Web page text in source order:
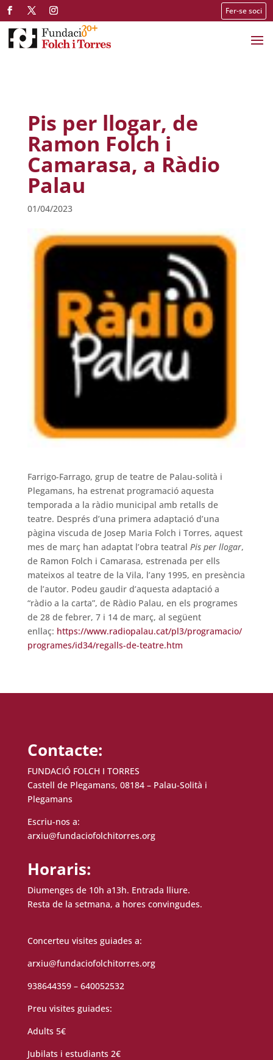
Fer-se soci
Pis per llogar, de
Ramon Folch i
Camarasa, a Ràdio
Palau
01/04/2023
Farrigo-Farrago, grup de teatre de Palau-solità i
Plegamans, ha estrenat programació aquesta
temporada a la ràdio municipal amb retalls de
teatre. Després d’una primera adaptació d’una
pàgina viscuda de Josep Maria Folch i Torres, aquest
mes de març han adaptat l’obra teatral Pis per llogar,
de Ramon Folch i Camarasa, estrenada per ells
mateixos al teatre de la Vila, l’any 1995, en presència
de l’autor. Podeu gaudir d’aquesta adaptació a
“ràdio a la carta”, de Ràdio Palau, en els programes
de 28 de febrer, 7 i 14 de març, al següent
enllaç: https://www.radiopalau.cat/pl3/programacio/
programes/id34/regalls-de-teatre.htm
Contacte:
FUNDACIÓ FOLCH I TORRES
Castell de Plegamans, 08184 – Palau-Solità i
Plegamans
Escriu-nos a:
arxiu@fundaciofolchitorres.org
Horaris:
Diumenges de 10h a13h. Entrada lliure.
Resta de la setmana, a hores convingudes.
Concerteu visites guiades a:
arxiu@fundaciofolchitorres.org
938644359 – 640052532
Preu visites guiades:
Adults 5€
Jubilats i estudiants 2€